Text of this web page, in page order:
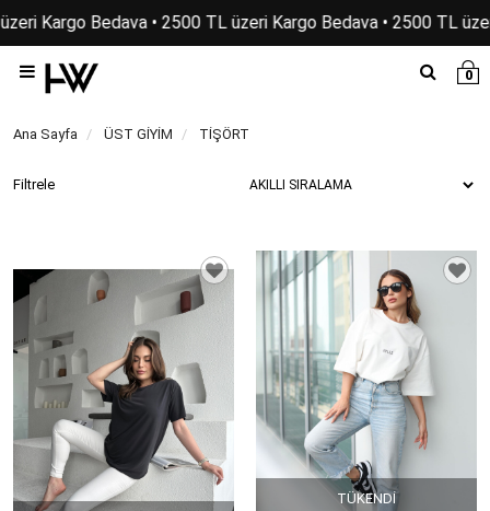
Kargo Bedava • 2500 TL üzeri Kargo Bedava • 2500 TL
0
Ana Sayfa ÜST GİYİM TİŞÖRT
Filtrele
TÜKENDI